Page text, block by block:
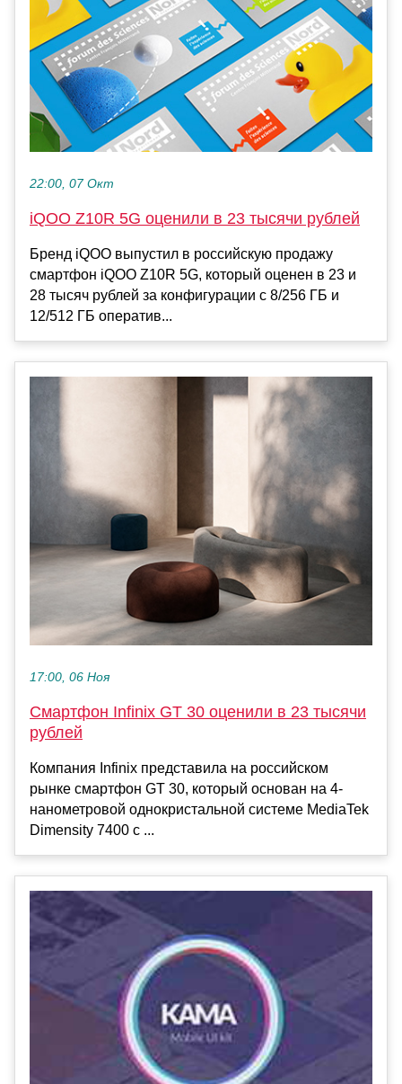
22:00, 07 Окт
iQOO Z10R 5G оценили в 23 тысячи рублей
Бренд iQOO выпустил в российскую продажу
смартфон iQOO Z10R 5G, который оценен в 23 и
28 тысяч рублей за конфигурации с 8/256 ГБ и
12/512 ГБ оператив...
17:00, 06 Ноя
Смартфон Infinix GT 30 оценили в 23 тысячи
рублей
Компания Infinix представила на российском
рынке смартфон GT 30, который основан на 4-
нанометровой однокристальной системе MediaTek
Dimensity 7400 с ...